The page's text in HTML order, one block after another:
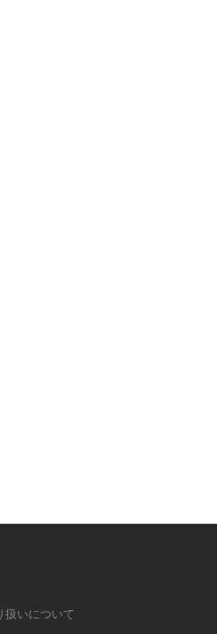
扱いについて